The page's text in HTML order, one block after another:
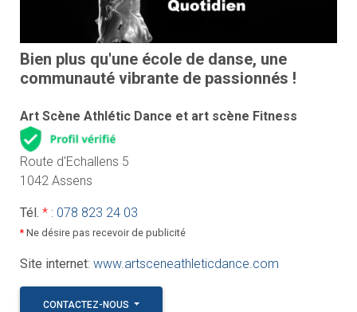
Bien plus qu'une école de danse, une
communauté vibrante de passionnés !
Art Scène Athlétic Dance et art scène Fitness
Route d'Echallens 5
1042 Assens
Tél. *: 078 823 24 03
*Ne désire pas recevoir de publicité
Site internet: www.artsceneathleticdance.com
CONTACTEZ-NOUS